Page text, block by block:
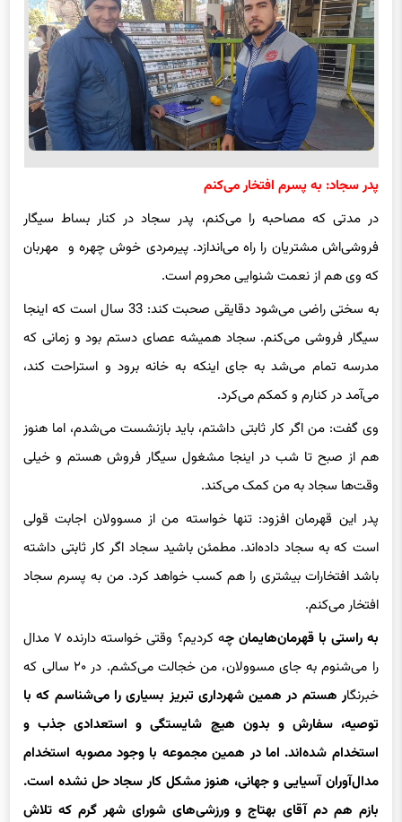
پدر سجاد: به پسرم افتخار می‌کنم
در مدتی که مصاحبه را می‌کنم، پدر سجاد در کنار بساط سیگا‌ر‌
فروشی‌‌اش مشتریان را راه می‌اندازد. پیرمردی خوش چهره و مهربان
که وی هم از نعمت شنوایی محروم است.
به سختی راضی می‌شود دقایقی صحبت کند: 33 سال است که اینجا
سیگار فروشی می‌کنم. سجاد همیشه عصای دستم بود و زمانی که
مدرسه تمام می‌شد به جای اینکه به خا‌نه برود و استراحت کند،
می‌آمد در کنارم و کمکم می‌کرد.
وی گفت: من اگر کار ثابتی داشتم، باید بازنشست می‌شدم، اما هنوز
هم از صبح تا شب در اینجا مشغول سیگار‌ فروش هستم و خیلی
وقت‌ها سجاد به من کمک می‌کند.
پدر این قهرمان افزود: تنها خواسته من ازمسوولان اجابت قولی
است که به سجاد داده‌اند. مطمئن باشید سجاد اگر کار ثابتی داشته
باشد افتخارات بیشتری را هم کسب خواهد کرد. من به پسرم سجاد
افتخار می‌کنم.
به راستی با قهرمان‌هایمان چ
ه کردیم؟ وقتی خواسته دارنده ۷ مدال
را می‌شنوم به جایمسوولان
، من خجالت می‌کشم. در ۲۰ سالی که
خبرنگار هستم در همین شهرداری تبریز بسیاری را می‌شناسم که با
توصیه، سفارش و بدون هیچ شایستگی و استعدادی جذب و
استخدام شده‌اند. اما در همین مجموعه با وجود مصوبه استخدام
مدال‌آوران آسیایی و جهانی، هنوز مشکل کار سجاد حل نشده است.
بازم هم دم آقای بهتاج و ورزشی‌های شورای شهر گرم که تلاش